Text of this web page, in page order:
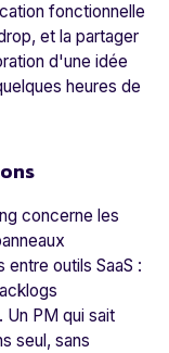
fonctionnelle
et la partager
d'une idée
heures de
concerne les
outils SaaS :
Un PM qui sait
seul, sans